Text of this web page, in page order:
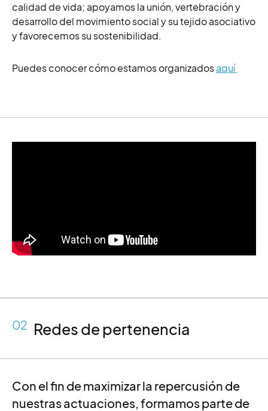
calidad de vida; apoyamos la unión, vertebración y
desarrollo del movimiento social y su tejido asociativo
y favorecemos su sostenibilidad.
Puedes conocercómo estamos organizadosaquí
02 Redes de pertenencia
Con el fin de maximizar la repercusión de
nuestras actuaciones, formamos parte de